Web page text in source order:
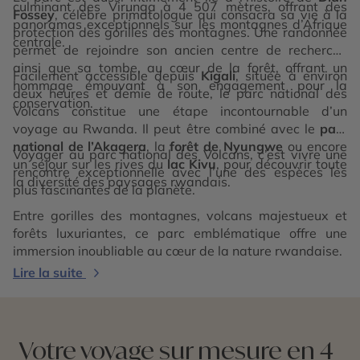
culminant des Virunga à 4 507 mètres, offrant des
panoramas exceptionnels sur les montagnes d’Afrique
centrale.
Fossey, célèbre primatologue qui consacra sa vie à la
protection des gorilles des montagnes. Une randonnée
permet de rejoindre son ancien centre de recherche
ainsi que sa tombe, au cœur de la forêt, offrant un
hommage émouvant à son engagement pour la
conservation.
Facilement accessible depuis Kigali, située à environ
deux heures et demie de route, le parc national des
Volcans constitue une étape incontournable d’un
voyage au Rwanda. Il peut être combiné avec le parc
national de l’Akagera, laforêt de Nyungwe ou encore
un séjour sur les rives dulac Kivu, pour découvrir toute
la diversité des paysages rwandais.
Voyager au parc national des Volcans, c’est vivre une
rencontre exceptionnelle avec l’une des espèces les
plus fascinantes de la planète.
Entre gorilles des montagnes, volcans majestueux et
forêts luxuriantes, ce parc emblématique offre une
immersion inoubliable au cœur de la nature rwandaise.
Lire la suite
Votre voyage sur mesure en 4